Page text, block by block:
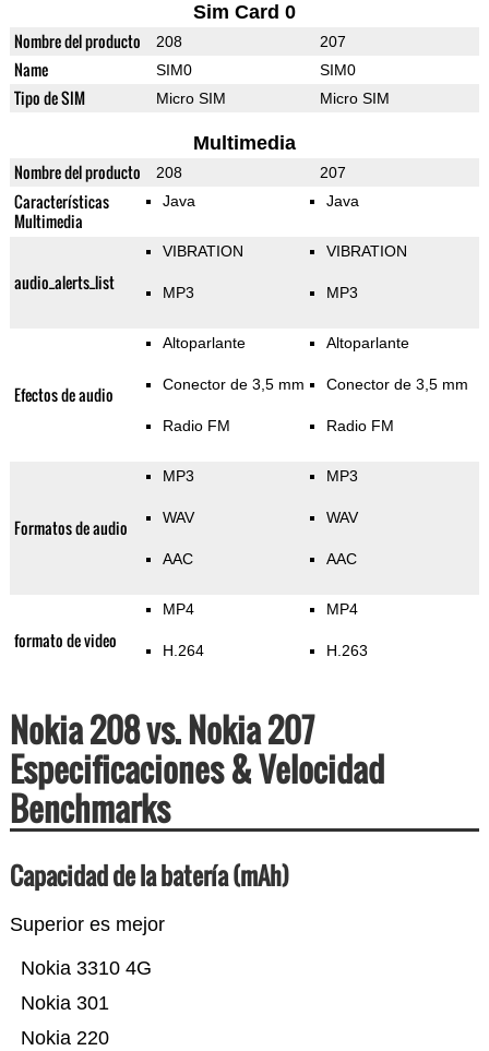
Sim Card 0
Nombre del producto 208 207
Name SIM0 SIM0
Tipo de SIM Micro SIM Micro SIM
Multimedia
Nombre del producto 208 207
Características
Multimedia
Java Java
audio_alerts_list
VIBRATION
MP3
VIBRATION
MP3
Efectos de audio
Altoparlante
Conector de 3,5 mm
Radio FM
Altoparlante
Conector de 3,5 mm
Radio FM
Formatos de audio
MP3
WAV
AAC
MP3
WAV
AAC
formato de video
MP4
H.264
MP4
H.263
Nokia 208 vs. Nokia 207
Especificaciones & Velocidad
Benchmarks
Capacidad de la batería (mAh)
Superior es mejor
Nokia 220
Nokia 301
Nokia 3310 4G